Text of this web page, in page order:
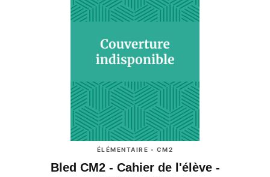
ÉLÉMENTAIRE - CM2
Bled CM2 - Cahier de l'élève -